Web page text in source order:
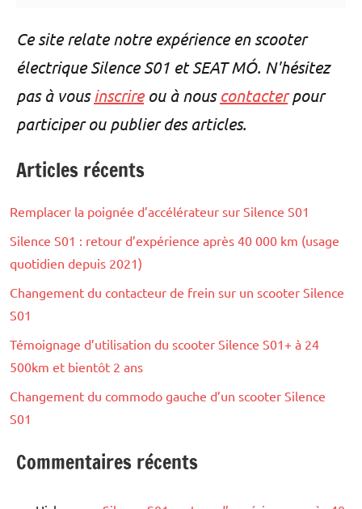
Ce site relate notre expérience en scooter
électrique Silence S01 et SEAT MÓ. N'hésitez
pas à vousinscrireou à nous contacterpour
participer ou publier des articles.
Articles récents
Remplacer la poignée d’accélérateur sur Silence S01
Silence S01 : retour d’expérience après 40 000 km (usage
quotidien depuis 2021)
Changement du contacteur de frein sur un scooter Silence
S01
Témoignage d’utilisation du scooter Silence S01+ à 24
500km et bientôt 2 ans
Changement du commodo gauche d’un scooter Silence
S01
Commentaires récents